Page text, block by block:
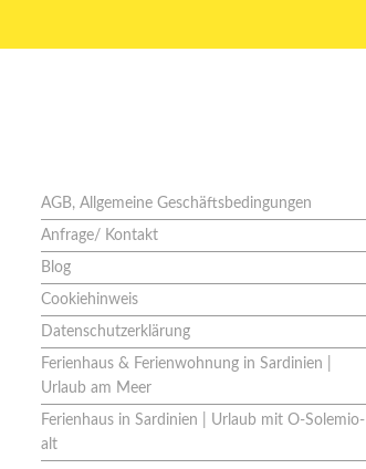
AGB, Allgemeine Geschäftsbedingungen
Anfrage/ Kontakt
Blog
Cookiehinweis
Datenschutzerklärung
Ferienhaus & Ferienwohnung in Sardinien |
Urlaub am Meer
Ferienhaus in Sardinien | Urlaub mit O-Solemio-
alt